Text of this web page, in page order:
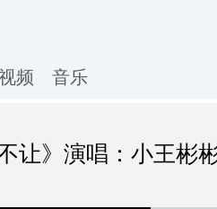
频 音乐
让》演唱：小王彬